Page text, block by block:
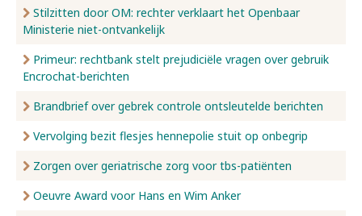
Stilzitten door OM: rechter verklaart het Openbaar
Ministerie niet-ontvankelijk
Primeur: rechtbank stelt prejudiciële vragen over gebruik
Encrochat-berichten
Brandbrief over gebrek controle ontsleutelde berichten
Vervolging bezit flesjes hennepolie stuit op onbegrip
Zorgen over geriatrische zorg voor tbs-patiënten
Oeuvre Award voor Hans en Wim Anker